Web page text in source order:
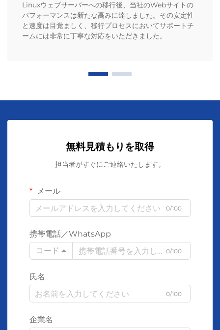
Linuxウェブサーバーへの移行後、当社のWebサイトの
パフォーマンスは新たな高みに達しました。その安定性
と速度は目覚ましく、移行プロセスにおいてサポートチ
ームには非常に丁寧な対応をいただきました。
無料見積もりを取得
担当者がすぐにご連絡いたします。
メール
0/100
携帯電話／WhatsApp
コード
0/100
氏名
0/100
企業名